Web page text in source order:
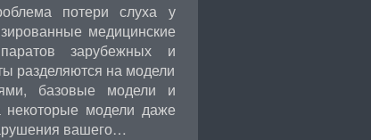
потери слуха у
медицинские
зарубежных и
разделяются на модели
базовые модели и
модели даже
вашего…